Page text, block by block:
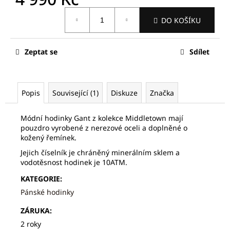
DO KOŠÍKU
Zeptat se Sdílet
Popis Související (1) Diskuze Značka
Módní hodinky Gant z kolekce Middletown mají
pouzdro vyrobené z nerezové oceli a doplněné o
kožený řemínek.
Jejich číselník je chráněný minerálním sklem a
vodotěsnost hodinek je 10ATM.
KATEGORIE:
Pánské hodinky
ZÁRUKA:
2 roky
e
m
e
FREDERIQUE
CONSTANT
FC-
252SS5B6
820
Původně: